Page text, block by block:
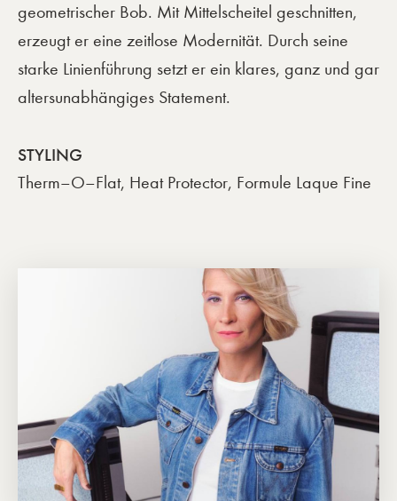
geometrischer Bob. Mit Mittelscheitel geschnitten,
erzeugt er eine zeitlose Modernität. Durch seine
starke Linienführung setzt er ein klares, ganz und gar
altersunabhängiges Statement.
STYLING
Therm–O–Flat, Heat Protector, Formule Laque Fine